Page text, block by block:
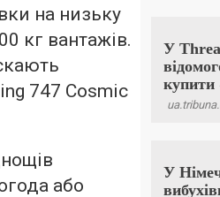
на низьку
кг вантажів.
747 Cosmic
або